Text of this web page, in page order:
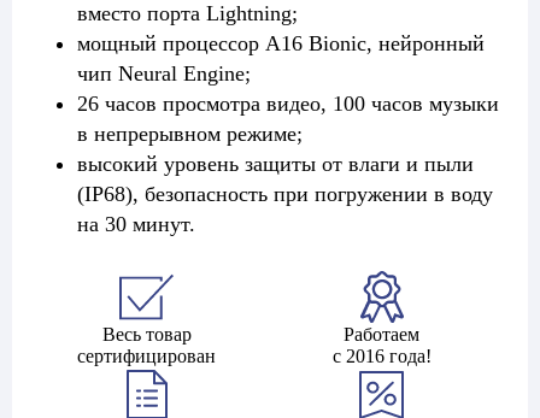
вместо порта Lightning;
мощный процессор A16 Bionic, нейронный
чип Neural Engine;
26 часов просмотра видео, 100 часов музыки
в непрерывном режиме;
высокий уровень защиты от влаги и пыли
(IP68), безопасность при погружении в воду
на 30 минут.
Весь товар
сертифицирован
Работаем
с 2016 года!